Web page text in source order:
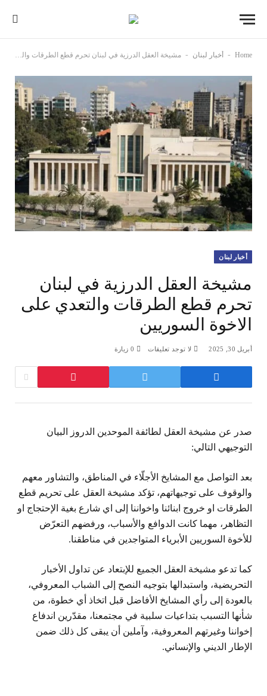
Home
- أخبار لبنان - مشيخة العقل الدرزية في لبنان تحرم قطع الطرقات والتعدي على الاخوة السوريين
أخبار لبنان
مشيخة العقل الدرزية في لبنان
تحرم قطع الطرقات والتعدي على
الاخوة السوريين
أبريل 30, 2025 لا توجد تعليقات 0 زيارة
صدر عن مشيخة العقل لطائفة الموحدين الدروز البيان
التوجيهي التالي:
بعد التواصل مع المشايخ الأجلّاء في المناطق، والتشاور معهم
والوقوف على توجيهاتهم، تؤكد مشيخة العقل على تحريم قطع
الطرقات او خروج ابنائنا واخواننا إلى اي شارع بغية الإحتجاج او
التظاهر، مهما كانت الدوافع والأسباب، ورفضهم التعرّض
للأخوة السوريين الأبرياء المتواجدين في مناطقنا.
كما تدعو مشيخة العقل الجميع للإبتعاد عن تداول الأخبار
التحريضية، واستبدالها بتوجيه النصح إلى الشباب المعروفي،
بالعودة إلى رأي المشايخ الأفاضل قبل اتخاذ أي خطوة، من
شأنها التسبب بتداعيات سلبية في مجتمعنا، مقدّرين اندفاع
إخواننا وغيرتهم المعروفية، وآملين أن يبقى كل ذلك ضمن
الإطار الديني والإنساني.